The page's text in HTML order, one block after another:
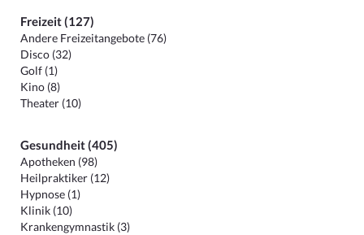
Freizeit (127)
Andere Freizeitangebote (76)
Disco (32)
Golf (1)
Kino (8)
Theater (10)
Gesundheit (405)
Apotheken (98)
Heilpraktiker (12)
Hypnose (1)
Klinik (10)
Krankengymnastik (3)